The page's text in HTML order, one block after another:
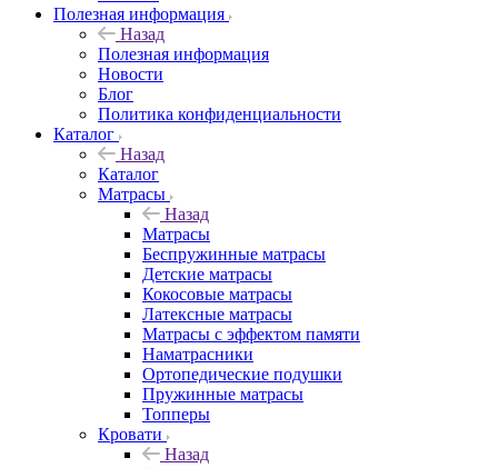
Полезная информация
Назад
Полезная информация
Новости
Блог
Политика конфиденциальности
Каталог
Назад
Каталог
Матрасы
Назад
Матрасы
Беспружинные матрасы
Детские матрасы
Кокосовые матрасы
Латексные матрасы
Матрасы с эффектом памяти
Наматрасники
Ортопедические подушки
Пружинные матрасы
Топперы
Кровати
Назад